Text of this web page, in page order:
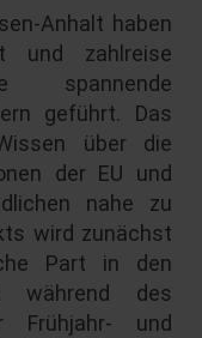
Anhalt haben
und zahlreise
spannende
geführt. Das
über die
der EU und
nahe zu
wird zunächst
Part in den
während des
Frühjahr- und